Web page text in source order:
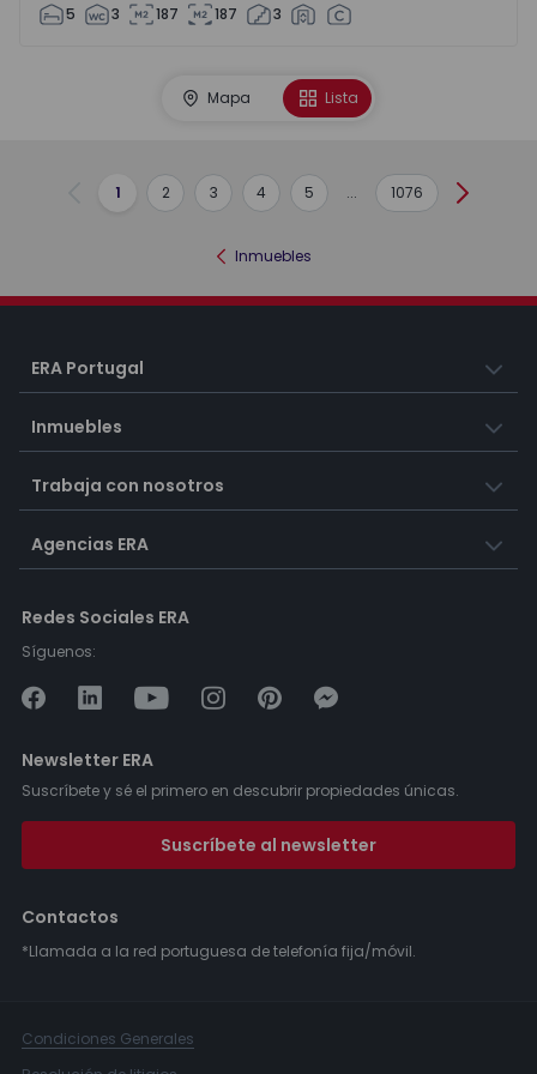
5 3 187 187 3
Mapa Lista
Anterior
1 2 3 4 5 ... 1076
Inmuebles
ERA Portugal
Inmuebles
Trabaja con nosotros
Agencias ERA
Redes Sociales ERA
Síguenos:
Newsletter ERA
Suscríbete y sé el primero en descubrir propiedades únicas.
Suscríbete al newsletter
Contactos
*Llamada a la red portuguesa de telefonía fija/móvil.
Condiciones Generales